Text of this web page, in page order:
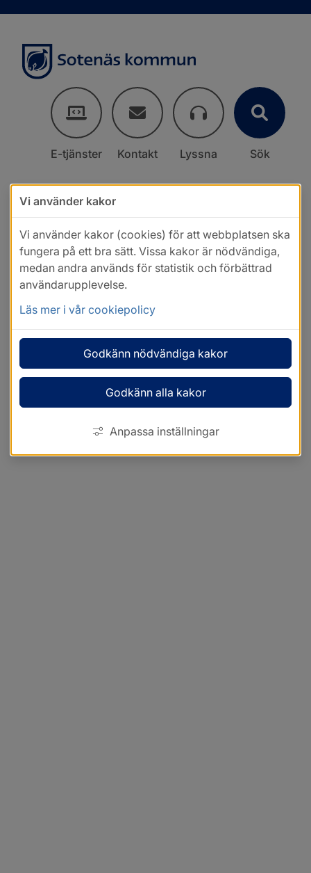
E-tjänster Kontakt Lyssna Sök
Vi använder kakor
Vi använder kakor (cookies) för att webbplatsen ska
fungera på ett bra sätt. Vissa kakor är nödvändiga,
medan andra används för statistik och förbättrad
användarupplevelse.
Läs mer i vår cookiepolicy
Godkänn nödvändiga kakor
Godkänn alla kakor
Anpassa inställningar